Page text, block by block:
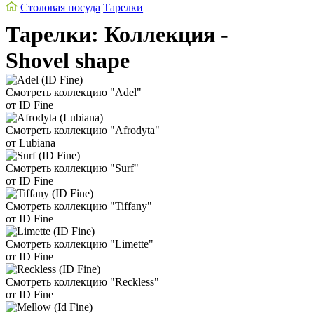
Столовая посуда Тарелки
Тарелки: Коллекция -
Shovel shape
Смотреть коллекцию "Adel"
от ID Fine
Смотреть коллекцию "Afrodyta"
от Lubiana
Смотреть коллекцию "Surf"
от ID Fine
Смотреть коллекцию "Tiffany"
от ID Fine
Смотреть коллекцию "Limette"
от ID Fine
Смотреть коллекцию "Reckless"
от ID Fine